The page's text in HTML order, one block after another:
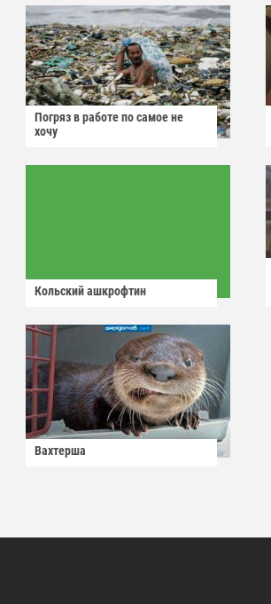
Погряз в работе по самое не
хочу
Кольский ашкрофтин
Вахтерша